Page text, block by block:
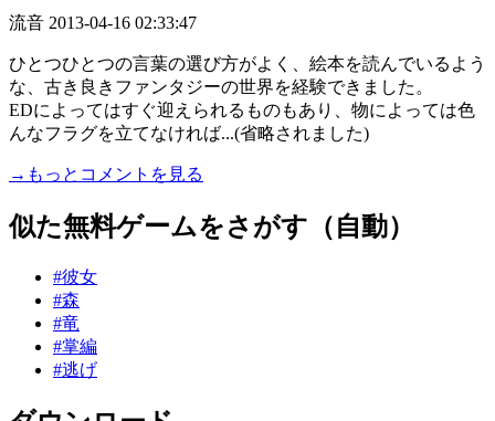
流音 2013-04-16 02:33:47
ひとつひとつの言葉の選び方がよく、絵本を読んでいるよう
な、古き良きファンタジーの世界を経験できました。
EDによってはすぐ迎えられるものもあり、物によっては色
んなフラグを立てなければ...(省略されました)
→もっとコメントを見る
似た無料ゲームをさがす（自動）
#彼女
#森
#竜
#掌編
#逃げ